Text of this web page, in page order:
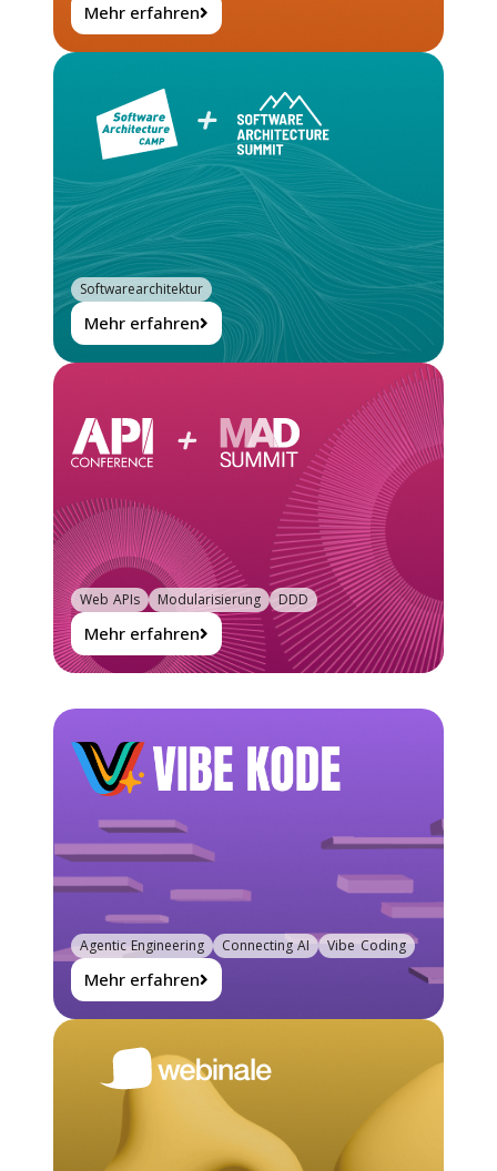
Mehr erfahren
Mehr erfahren
Softwarearchitektur
Mehr erfahren
Web APIs Modularisierung DDD
Mehr erfahren
Agentic Engineering Connecting AI Vibe Coding